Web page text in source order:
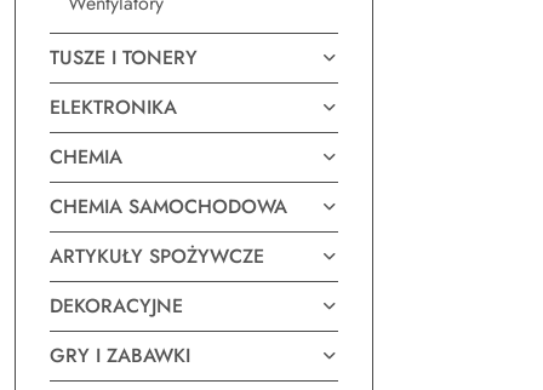
TUSZE I TONERY
ELEKTRONIKA
CHEMIA
CHEMIA SAMOCHODOWA
ARTYKUŁY SPOŻYWCZE
DEKORACYJNE
GRY I ZABAWKI